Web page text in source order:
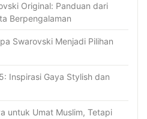
Original: Panduan dari
Berpengalaman
Swarovski Menjadi Pilihan
Inspirasi Gaya Stylish dan
untuk Umat Muslim, Tetapi